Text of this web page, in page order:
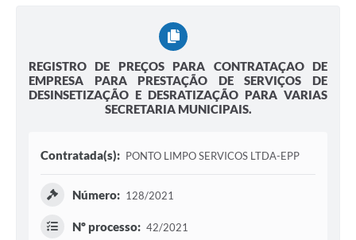
REGISTRO DE PREÇOS PARA CONTRATAÇAO DE
EMPRESA PARA PRESTAÇÃO DE SERVIÇOS DE
DESINSETIZAÇÃO E DESRATIZAÇÃO PARA VARIAS
SECRETARIA MUNICIPAIS.
Contratada(s): PONTO LIMPO SERVICOS LTDA-EPP
Número: 128/2021
Nº processo: 42/2021